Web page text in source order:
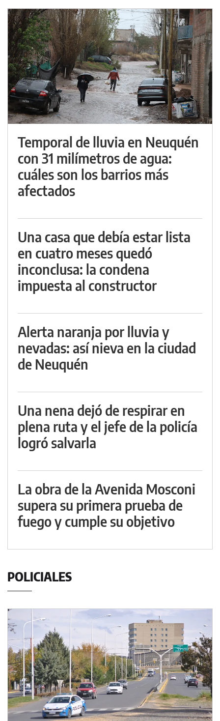
Temporal de lluvia en Neuquén
con 31 milímetros de agua:
cuáles son los barrios más
afectados
Una casa que debía estar lista
en cuatro meses quedó
inconclusa: la condena
impuesta al constructor
Alerta naranja por lluvia y
nevadas: así nieva en la ciudad
de Neuquén
Una nena dejó de respirar en
plena ruta y el jefe de la policía
logró salvarla
La obra de la Avenida Mosconi
supera su primera prueba de
fuego y cumple su objetivo
POLICIALES